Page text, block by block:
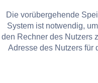
Die vorübergehende
System ist notwendig,
den Rechner des Nutzers
Adresse des Nutzers für